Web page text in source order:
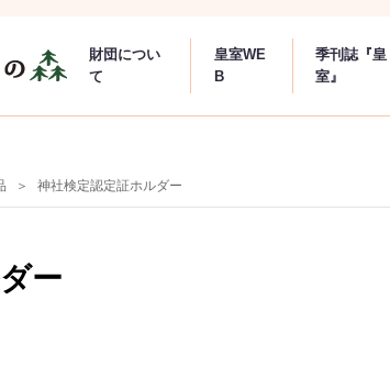
財団につい
て
皇室WE
B
季刊誌『皇
室』
神社検定認定証ホルダー
ー